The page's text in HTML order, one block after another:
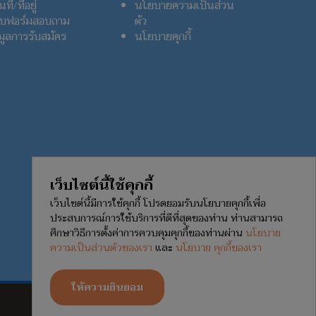
เว็บไซต์นี้ใช้คุกกี้
เว็บไซต์นี้มีการใช้คุกกี้ โปรดยอมรับนโยบายคุกกี้เพื่อ
ประสบการณ์การใช้บริการที่ดีที่สุดของท่าน ท่านสามารถ
ศึกษาวิธีการตั้งค่าการควบคุมคุกกี้ของท่านผ่าน นโยบาย
ความเป็นส่วนตัวของเรา และ นโยบาย คุกกี้ของเรา
ให้ความยินยอม
ที่/ที่อยู่
ฟอร์มสอบถาม
ลการรับสมัคร
นโยบายความเป็นส่วน
ตัว
นโยบายคุกกี้
TODAY
158